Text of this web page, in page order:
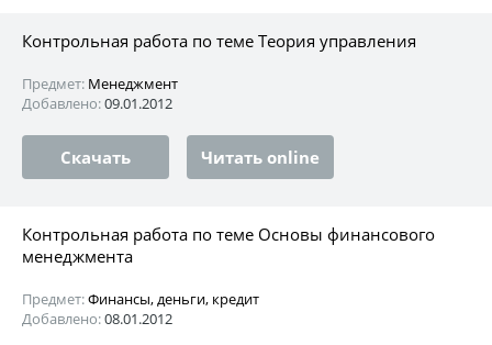
Контрольная работа по теме Теория управления
Предмет: Менеджмент
Добавлено:09.01.2012
Скачать Читать online
Контрольная работа по теме Основы финансового
менеджмента
Предмет:Финансы, деньги, кредит
Добавлено:08.01.2012